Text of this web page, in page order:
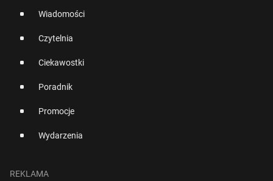
Wiadomości
Czytelnia
Ciekawostki
Poradnik
Promocje
Wydarzenia
REKLAMA